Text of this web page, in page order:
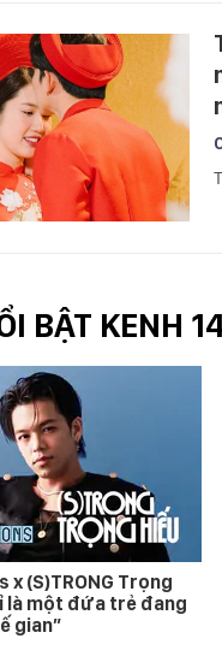
BẬT KENH
x (S)TRONG Trọng
là một đứa trẻ đang
gian”